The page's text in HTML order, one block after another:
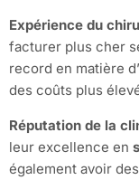
Expérience du
facturer plus cher
record en matière
des coûts plus
Réputation de la
leur excellence en
également avoir